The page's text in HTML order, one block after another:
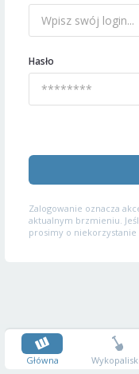
Hasło
Zalogowanie oznacza
aktualnym brzmieniu.
prosimy o niekorzystanie
Główna